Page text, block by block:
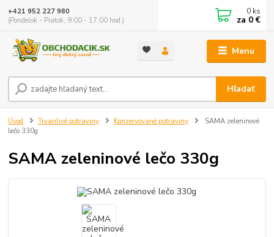
Menu
Hľadať
+421 952 227 980
(Pondelok - Piatok, 9:00 - 17:00 hod.)
0 ks
za 0 €
Úvod Trvanlivé potraviny Konzervované potraviny
SAMA zeleninové
lečo 330g
SAMA zeleninové lečo 330g